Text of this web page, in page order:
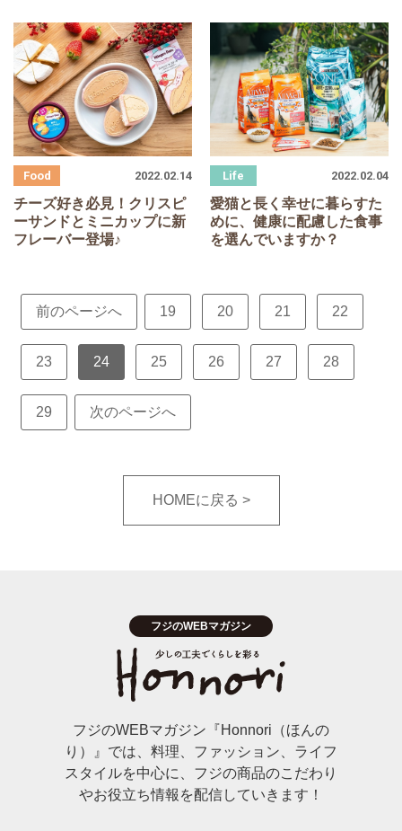
チーズ好き必見！クリスピ
ーサンドとミニカップに新
フレーバー登場♪
2022.02.14
愛猫と長く幸せに暮らすた
めに、健康に配慮した食事
を選んでいますか？
2022.02.04
前のページへ 19 20 21 22
23 24 25 26 27 28
29 次のページへ
HOMEに戻る
フジのWEBマガジン『Honnori（ほんの
り）』では、料理、ファッション、ライフ
スタイルを中心に、フジの商品のこだわり
やお役立ち情報を配信していきます！